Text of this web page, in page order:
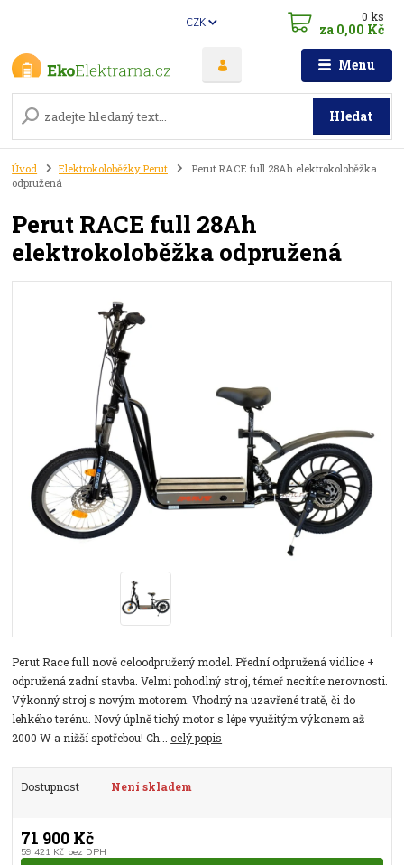
Menu
CZK
Hledat
0ks
za 0,00 Kč
Úvod Elektrokoloběžky Perut
Perut RACE full 28Ah elektrokoloběžka
odpružená
Perut RACE full 28Ah
elektrokoloběžka odpružená
Perut Race full nově celoodpružený model. Přední odpružená vidlice +
odpružená zadní stavba. Velmi pohodlný stroj, témeř necitíte nerovnosti.
Výkonný stroj s novým motorem. Vhodný na uzavřené tratě, či do
lehkého terénu. Nový úplně tichý motor s lépe využitým výkonem až
2000 W a nižší spotřebou! Ch...celý popis
Dostupnost Není skladem
71 900 Kč
59 421 Kč bez DPH